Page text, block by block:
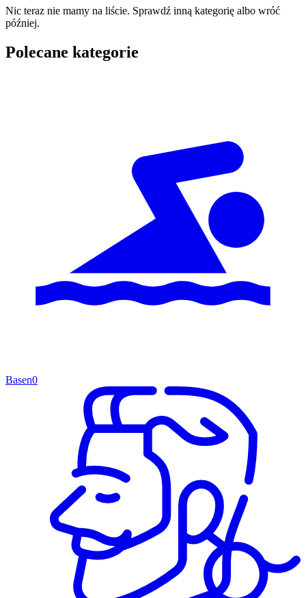
Nic teraz nie mamy na liście. Sprawdź inną kategorię albo wróć
później.
Polecane kategorie
Basen0